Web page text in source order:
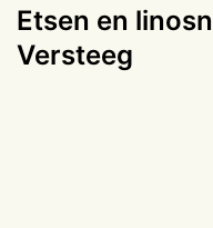
Etsen en
Versteeg